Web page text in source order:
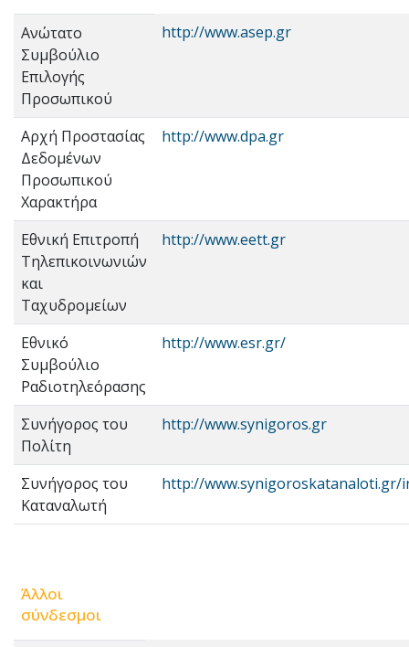
Ανώτατο
Συμβούλιο
Επιλογής
Προσωπικού
http://www.asep.gr
Αρχή Προστασίας
Δεδομένων
Προσωπικού
Χαρακτήρα
http://www.dpa.gr
Εθνική Επιτροπή
Τηλεπικοινωνιών
και
Ταχυδρομείων
http://www.eett.gr
Εθνικό
Συμβούλιο
Ραδιοτηλεόρασης
http://www.esr.gr/
Συνήγορος του
Πολίτη
http://www.synigoros.gr
Συνήγορος του
Καταναλωτή
http://www.synigoroskatanaloti.gr/
Άλλοι
σύνδεσμοι